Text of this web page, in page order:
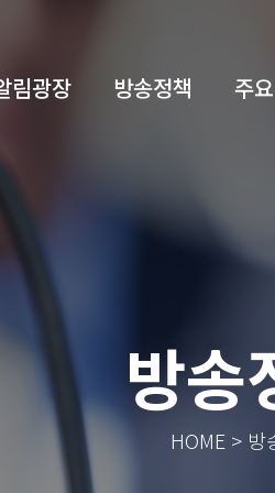
림광장 방송정책 주
방송
HOME > 방